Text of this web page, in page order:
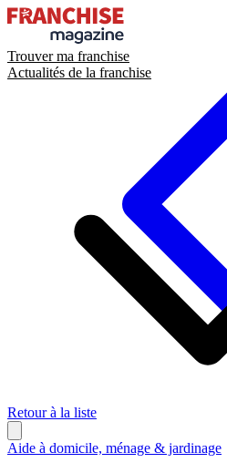
Trouver ma franchise
Actualités de la franchise
Retour à la liste
Aide à domicile, ménage & jardinage